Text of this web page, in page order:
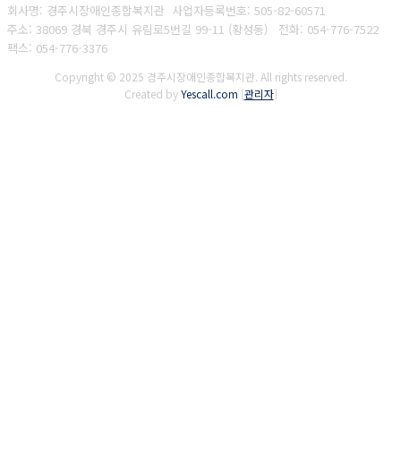
회사명: 경주시장애인종합복지관 사업자등록번호: 505-82-60571
주소: 38069 경북 경주시 유림로5번길 99-11 (황성동) 전화: 054-776-7522
팩스: 054-776-3376
Copyright © 2025 경주시장애인종합복지관. All rights reserved.
Created byYescall.com [관리자]